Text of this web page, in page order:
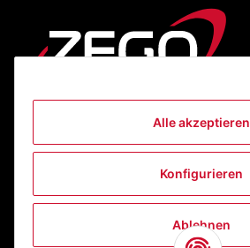
Alle akzeptieren
Konfigurieren
Ablehnen
Informationen